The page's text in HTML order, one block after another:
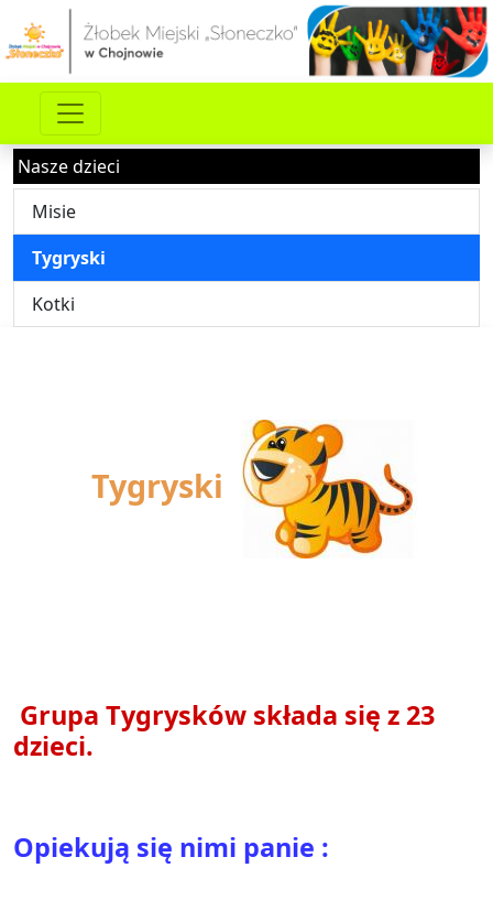
Nasze dzieci
Misie
Tygryski
Kotki
Tygryski
Grupa Tygrysków składa się z 23
dzieci.
Opiekują się nimi panie :